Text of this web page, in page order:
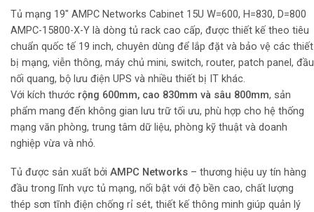
Tủ mạng 19″ AMPC Networks Cabinet 15U W=600, H=830, D=800
AMPC-15800-X-Y là dòng tủ rack cao cấp, được thiết kế theo tiêu
chuẩn quốc tế 19 inch, chuyên dùng để lắp đặt và bảo vệ các thiết
bị mạng, viễn thông, máy chủ mini, switch, router, patch panel, đầu
nối quang, bộ lưu điện UPS và nhiều thiết bị IT khác.
Với kích thước rộng 600mm, cao 830mm và sâu 800mm, sản
phẩm mang đến không gian lưu trữ tối ưu, phù hợp cho hệ thống
mạng văn phòng, trung tâm dữ liệu, phòng kỹ thuật và doanh
nghiệp vừa và nhỏ.
Tủ được sản xuất bởi AMPC Networks – thương hiệu uy tín hàng
đầu trong lĩnh vực tủ mạng, nổi bật với độ bền cao, chất lượng
thép sơn tĩnh điện chống rỉ sét, thiết kế thông minh giúp quản lý